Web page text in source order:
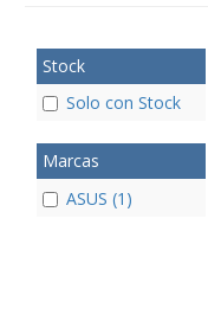
Stock
Solo con Stock
Marcas
ASUS (1)